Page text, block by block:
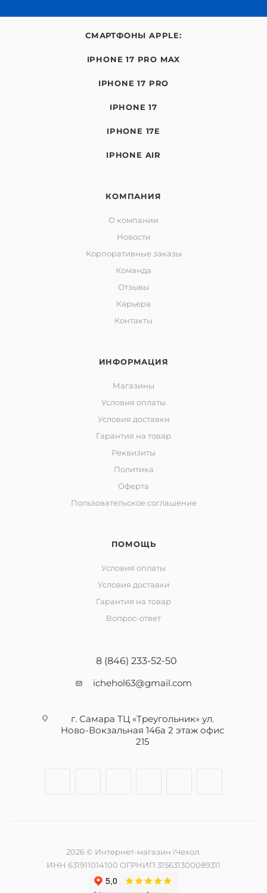
СМАРТФОНЫ APPLE:
IPHONE 17 PRO MAX
IPHONE 17 PRO
IPHONE 17
IPHONE 17E
IPHONE AIR
КОМПАНИЯ
О компании
Новости
Корпоративные заказы
Команда
Отзывы
Карьера
Контакты
ИНФОРМАЦИЯ
Магазины
Условия оплаты
Условия доставки
Гарантия на товар
Реквизиты
Политика
Оферта
Пользовательское соглашение
ПОМОЩЬ
Условия оплаты
Условия доставки
Гарантия на товар
Вопрос-ответ
8 (846) 233-52-50
ichehol63@gmail.com
г. Самара ТЦ «Треугольник» ул.
Ново-Вокзальная 146а 2 этаж офис
215
2026 © Интернет-магазин iЧехол.
ИНН 631911014100 ОГРНИП 315631300089311